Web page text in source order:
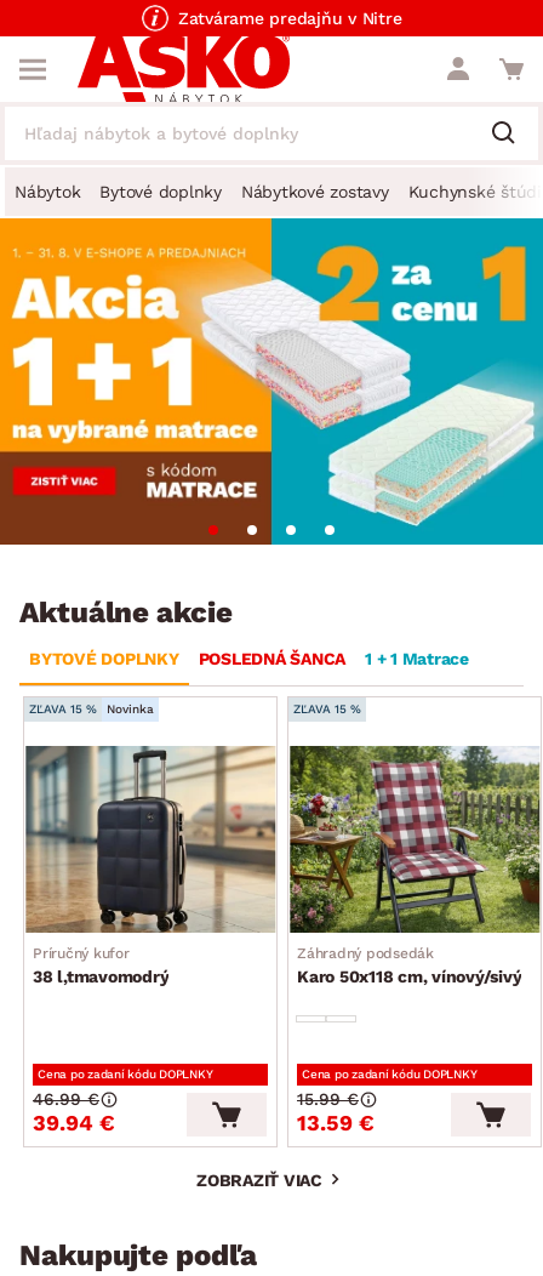
Zatvárame predajňu v Nitre
Nábytok Bytové doplnky Nábytkové zostavy Kuchynské
Aktuálne akcie
BYTOVÉ DOPLNKY POSLEDNÁ ŠANCA 1 + 1 Matrace
ZĽAVA 15 % Novinka
Príručný kufor
38 l,tmavomodrý
Cena po zadaní kódu DOPLNKY
39.94 €
46.99 €
ZĽAVA 15 %
Záhradný podsedák
Karo 50x118 cm, vínový/sivý
Cena po zadaní kódu DOPLNKY
13.59 €
15.99 €
ZOBRAZIŤ VIAC
Nakupujte podľa